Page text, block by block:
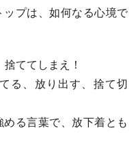
プは、如何なる心境で
ててしまえ！
る、放り出す、捨て切
る言葉で、放下着とも